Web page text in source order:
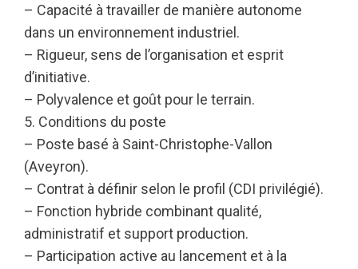
– Capacité à travailler de manière autonome
dans un environnement industriel.
– Rigueur, sens de l’organisation et esprit
d’initiative.
– Polyvalence et goût pour le terrain.
5. Conditions du poste
– Poste basé à Saint-Christophe-Vallon
(Aveyron).
– Contrat à définir selon le profil (CDI privilégié).
– Fonction hybride combinant qualité,
administratif et support production.
– Participation active au lancement et à la